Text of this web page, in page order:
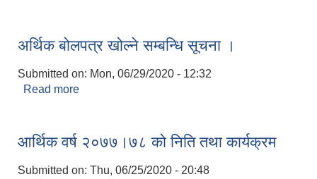
अर्थिक बोलपत्र खोल्ने सम्बन्धि सूचना ।
Submitted on: Mon, 06/29/2020 - 12:32
Read more
आर्थिक वर्ष २०७७।७८ काे निति तथा कार्यक्रम
Submitted on: Thu, 06/25/2020 - 20:48